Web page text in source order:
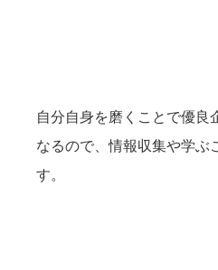
自分自身を磨くことで優良
なるので、情報収集や学ぶ
す。